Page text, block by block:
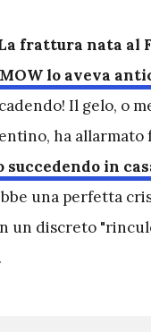
frattura nata al
MOW lo aveva
Il gelo, o
ha allarmato
succedendo in
una perfetta
un discreto